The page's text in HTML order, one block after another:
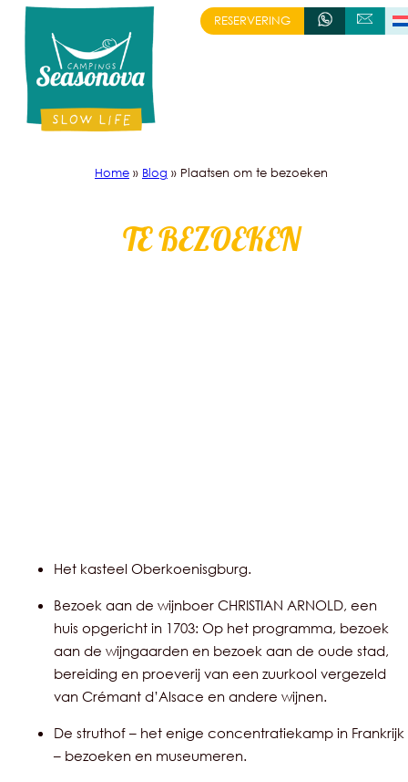
Skip
content
RESERVERING+333 88 58 98 14
SCHRIJVEN
Home » Blog » Plaatsen om te bezoeken
TE BEZOEKEN
Het kasteel Oberkoenisgburg.
Bezoek aan de wijnboer CHRISTIAN ARNOLD, een
huis opgericht in 1703: Op het programma, bezoek
aan de wijngaarden en bezoek aan de oude stad,
bereiding en proeverij van een zuurkool vergezeld
van Crémant d’Alsace en andere wijnen.
De struthof – het enige concentratiekamp in Frankrijk
– bezoeken en museumeren.